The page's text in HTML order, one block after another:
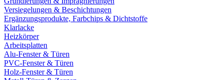
Versiegelungen & Beschichtungen
Ergänzungsprodukte, Farbchips & Dichtstoffe
Klarlacke
Heizkörper
Arbeitsplatten
Alu-Fenster & Türen
PVC-Fenster & Türen
Holz-Fenster & Türen